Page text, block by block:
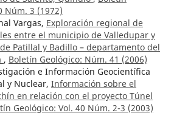
Núm. 3 (1972)
Vargas, Exploración regional de
entre el municipio de Valledupar y
Patillal y Badillo – departamento del
, Boletín Geológico: Núm. 41 (2006)
e Información Geocientífica
y Nuclear, Información sobre el
en relación con el proyecto Túnel
Geológico: Vol. 40 Núm. 2-3 (2003)